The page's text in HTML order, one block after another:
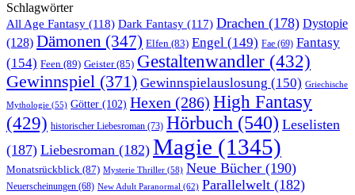
Schlagwörter
All Age Fantasy (118) Dark Fantasy (117) Drachen (178) Dystopie
(128) Dämonen (347) Elfen (83) Engel (149) Fae (69) Fantasy
(154) Feen (89) Geister(85) Gestaltenwandler (432)
Gewinnspiel (371) Gewinnspielauslosung (150) Griechische
Mythologie (55) Götter (102) Hexen (286) High Fantasy
(429) historischer Liebesroman (73) Hörbuch (540) Leselisten
(187) Liebesroman (182) Magie (1345)
Monatsrückblick (87) Mysterie Thriller (58) Neue Bücher (190)
Neuerscheinungen (68) New Adult Paranormal (62) Parallelwelt (182)